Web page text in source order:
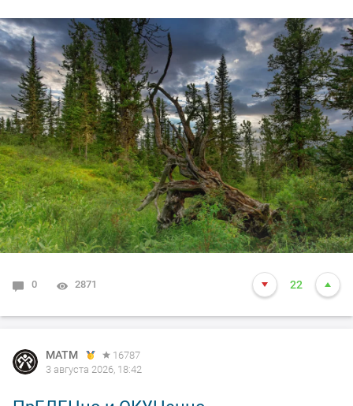
0 2871 22
MATM
16787
3 августа 2026, 18:42